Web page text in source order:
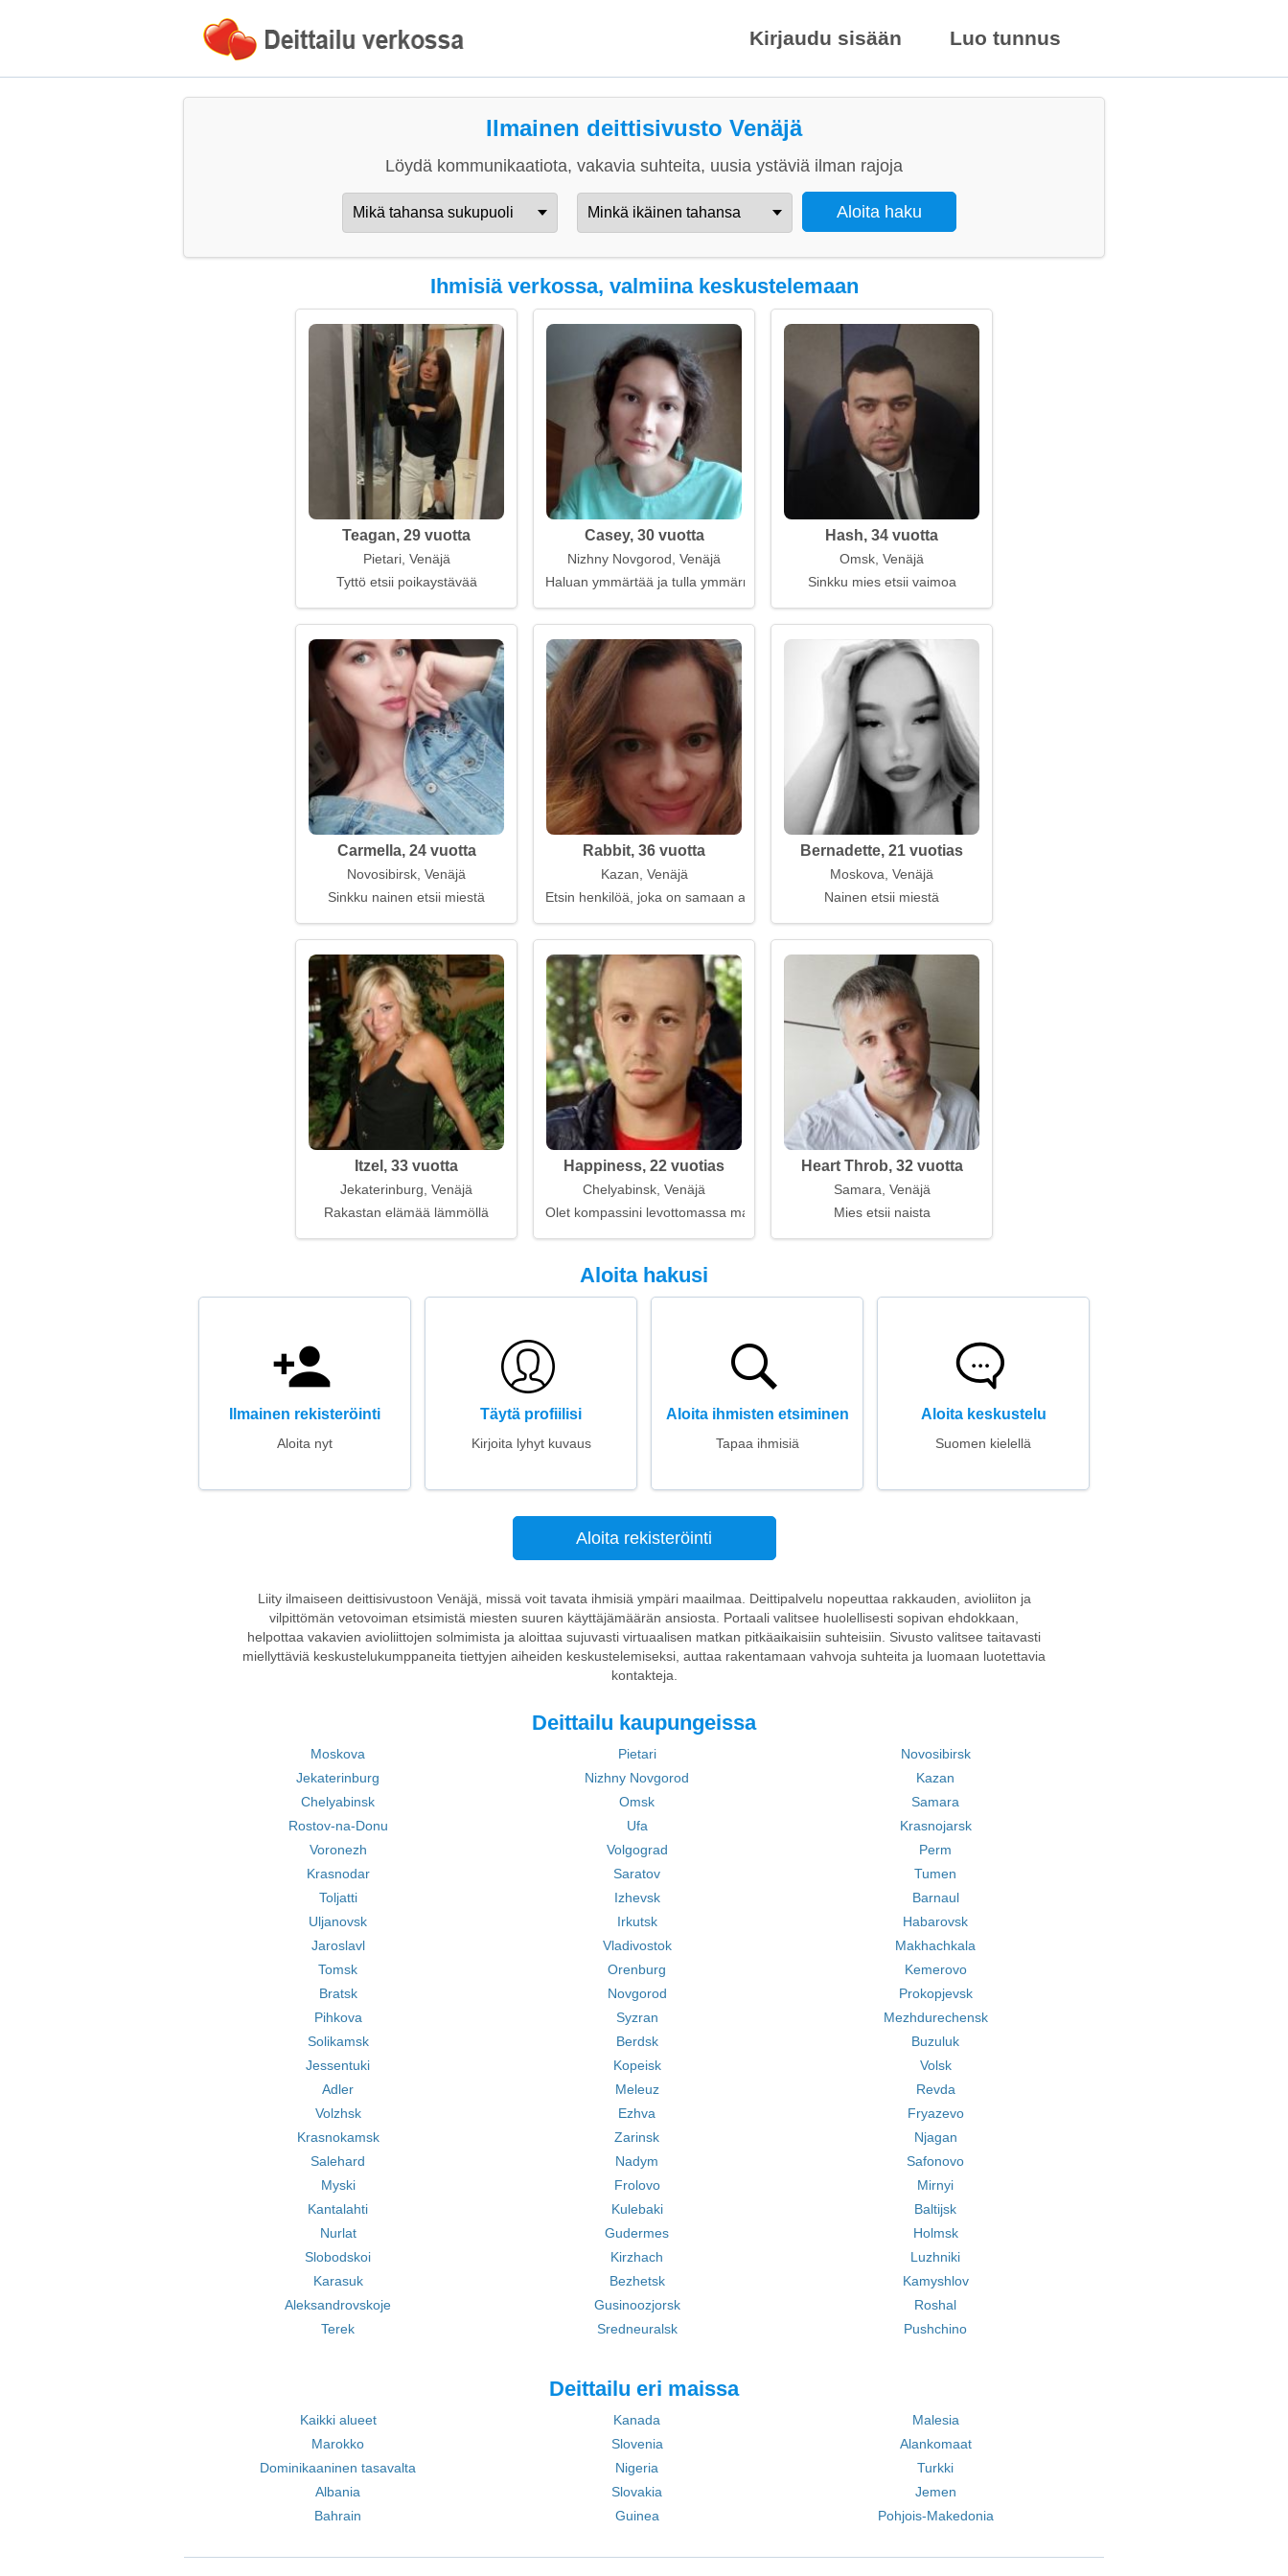
Kirjaudu sisään Luo tunnus
Ilmainen deittisivusto Venäjä
Löydä kommunikaatiota, vakavia suhteita, uusia ystäviä ilman rajoja
Ihmisiä verkossa, valmiina keskustelemaan
Teagan, 29 vuotta
Pietari, Venäjä
Tyttö etsii poikaystävää
Casey, 30 vuotta
Nizhny Novgorod, Venäjä
Haluan ymmärtää ja tulla ymmärretyksi
Hash, 34 vuotta
Omsk, Venäjä
Sinkku mies etsii vaimoa
Carmella, 24 vuotta
Novosibirsk, Venäjä
Sinkku nainen etsii miestä
Rabbit, 36 vuotta
Kazan, Venäjä
Etsin henkilöä, joka on samaan aikaan sekä älykäs että rohkea
Bernadette, 21 vuotias
Moskova, Venäjä
Nainen etsii miestä
Itzel, 33 vuotta
Jekaterinburg, Venäjä
Rakastan elämää lämmöllä
Happiness, 22 vuotias
Chelyabinsk, Venäjä
Olet kompassini levottomassa maailmassa
Heart Throb, 32 vuotta
Samara, Venäjä
Mies etsii naista
Aloita hakusi
Ilmainen rekisteröinti
Aloita nyt
Täytä profiilisi
Kirjoita lyhyt kuvaus
Aloita ihmisten etsiminen
Tapaa ihmisiä
Aloita keskustelu
Suomen kielellä
Aloita rekisteröinti
Liity ilmaiseen deittisivustoon Venäjä, missä voit tavata ihmisiä ympäri maailmaa. Deittipalvelu nopeuttaa rakkauden, avioliiton ja
vilpittömän vetovoiman etsimistä miesten suuren käyttäjämäärän ansiosta. Portaali valitsee huolellisesti sopivan ehdokkaan,
helpottaa vakavien avioliittojen solmimista ja aloittaa sujuvasti virtuaalisen matkan pitkäaikaisiin suhteisiin. Sivusto valitsee taitavasti
miellyttäviä keskustelukumppaneita tiettyjen aiheiden keskustelemiseksi, auttaa rakentamaan vahvoja suhteita ja luomaan luotettavia
kontakteja.
Deittailu kaupungeissa
Moskova Pietari
Novosibirsk
Jekaterinburg
Nizhny Novgorod
Kazan
Chelyabinsk
Omsk
Samara
Rostov-na-Donu
Ufa
Krasnojarsk
Voronezh
Volgograd
Perm
Krasnodar
Saratov
Tumen
Toljatti
Izhevsk
Barnaul
Uljanovsk
Irkutsk
Habarovsk
Jaroslavl
Vladivostok
Makhachkala
Tomsk
Orenburg
Kemerovo
Bratsk
Novgorod
Prokopjevsk
Pihkova
Syzran
Mezhdurechensk
Solikamsk
Berdsk
Buzuluk
Jessentuki
Kopeisk
Volsk
Adler
Meleuz
Revda
Volzhsk
Ezhva
Fryazevo
Krasnokamsk
Zarinsk
Njagan
Salehard
Nadym
Safonovo
Myski
Frolovo
Mirnyi
Kantalahti
Kulebaki
Baltijsk
Nurlat
Gudermes
Holmsk
Slobodskoi
Kirzhach
Luzhniki
Karasuk
Bezhetsk
Kamyshlov
Aleksandrovskoje
Gusinoozjorsk
Roshal
Terek
Sredneuralsk Pushchino
Deittailu eri maissa
Kaikki alueet Kanada
Malesia
Marokko
Slovenia
Alankomaat
Dominikaaninen tasavalta
Nigeria
Turkki
Albania
Slovakia
Jemen
Bahrain
Guinea Pohjois-Makedonia